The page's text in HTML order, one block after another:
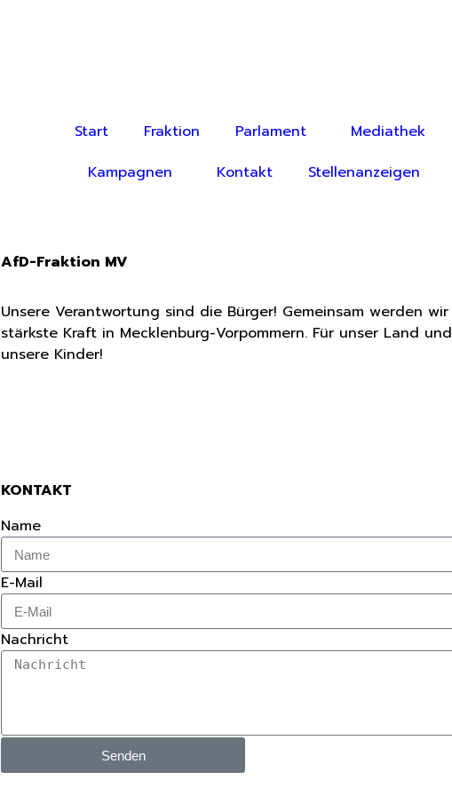
Start Fraktion Parlament
Mediathek
Kampagnen
Kontakt Stellenanzeigen
AfD-Fraktion MV
Unsere Verantwortung sind die Bürger! Gemeinsam werden wir
stärkste Kraft in Mecklenburg-Vorpommern. Für unser Land und
unsere Kinder!
KONTAKT
Name
E-Mail
Nachricht
Senden